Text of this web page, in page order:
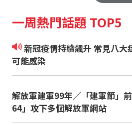
一周熱門話題 TOP5
新冠疫情持續飆升 常見八大症狀 沒發燒也
可能感染
解放軍建軍99年／「建軍節」
64」攻下多個解放軍網站